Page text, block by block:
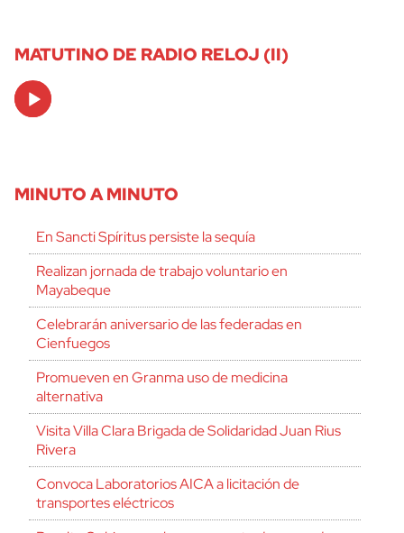
MATUTINO DE RADIO RELOJ (II)
Audio
Player
MINUTO A MINUTO
En Sancti Spíritus persiste la sequía
Realizan jornada de trabajo voluntario en
Mayabeque
Celebrarán aniversario de las federadas en
Cienfuegos
Promueven en Granma uso de medicina
alternativa
Visita Villa Clara Brigada de Solidaridad Juan Rius
Rivera
Convoca Laboratorios AICA a licitación de
transportes eléctricos